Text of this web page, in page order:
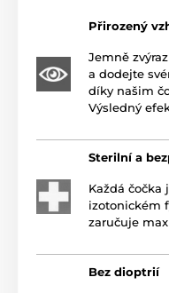
Přirozený
Jemně
a dodejte
díky našim
Výsledný
Sterilní a
Každá čočka
izotonickém
zaručuje
Bez dioptrií